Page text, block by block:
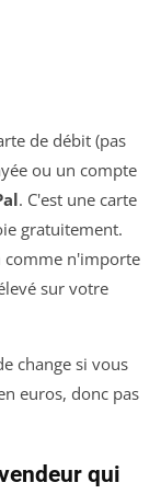
de débit (pas
ou un compte
. C'est une carte
gratuitement.
comme n'importe
sur votre
change si vous
euros, donc pas
qui